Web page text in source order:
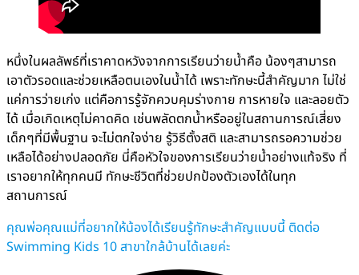
หนึ่งในผลลัพธ์ที่เราคาดหวังจากการเรียนว่ายน้ำคือ น้องๆสามารถ
เอาตัวรอดและช่วยเหลือตนเองในน้ำได้ เพราะทักษะนี้สำคัญมาก ไม่ใช่
แค่การว่ายเก่ง แต่คือการรู้จักควบคุมร่างกาย การหายใจ และลอยตัว
ได้ เมื่อเกิดเหตุไม่คาดคิด เช่นพลัดตกน้ำหรืออยู่ในสถานการณ์เสี่ยง
เด็กๆที่มีพื้นฐาน จะไม่ตกใจง่าย รู้วิธีตั้งสติ และสามารถรอความช่วย
เหลือได้อย่างปลอดภัย นี่คือหัวใจของการเรียนว่ายน้ำอย่างแท้จริง ที่
เราอยากให้ทุกคนมี ทักษะชีวิตที่ช่วยปกป้องตัวเองได้ในทุก
สถานการณ์
คุณพ่อคุณแม่ที่อยากให้น้องได้เรียนรู้ทักษะสำคัญแบบนี้ ติดต่อ
Swimming Kids 10 สาขาใกล้บ้านได้เลยค่ะ